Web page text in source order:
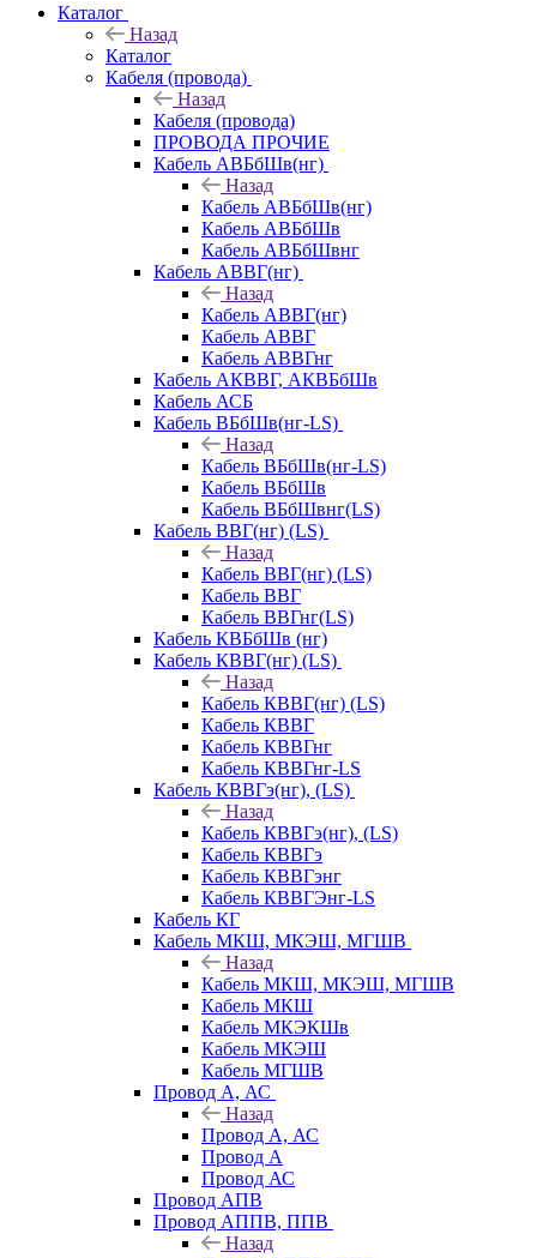
Каталог
Назад
Каталог
Кабеля (провода)
Назад
Кабеля (провода)
ПРОВОДА ПРОЧИЕ
Кабель АВБбШв(нг)
Назад
Кабель АВБбШв(нг)
Кабель АВБбШв
Кабель АВБбШвнг
Кабель АВВГ(нг)
Назад
Кабель АВВГ(нг)
Кабель АВВГ
Кабель АВВГнг
Кабель АКВВГ, АКВБбШв
Кабель АСБ
Кабель ВБбШв(нг-LS)
Назад
Кабель ВБбШв(нг-LS)
Кабель ВБбШв
Кабель ВБбШвнг(LS)
Кабель ВВГ(нг) (LS)
Назад
Кабель ВВГ(нг) (LS)
Кабель ВВГ
Кабель ВВГнг(LS)
Кабель КВБбШв (нг)
Кабель КВВГ(нг) (LS)
Назад
Кабель КВВГ(нг) (LS)
Кабель КВВГ
Кабель КВВГнг
Кабель КВВГнг-LS
Кабель КВВГэ(нг), (LS)
Назад
Кабель КВВГэ(нг), (LS)
Кабель КВВГэ
Кабель КВВГэнг
Кабель КВВГЭнг-LS
Кабель КГ
Кабель МКШ, МКЭШ, МГШВ
Назад
Кабель МКШ, МКЭШ, МГШВ
Кабель МКШ
Кабель МКЭКШв
Кабель МКЭШ
Кабель МГШВ
Провод А, АС
Назад
Провод А, АС
Провод А
Провод АС
Провод АПВ
Провод АППВ, ППВ
Назад